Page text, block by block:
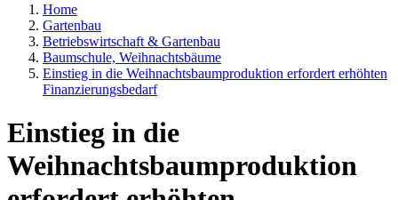
Home
Gartenbau
Betriebswirtschaft & Gartenbau
Baumschule, Weihnachtsbäume
Einstieg in die Weihnachtsbaumproduktion erfordert erhöhten
Finanzierungsbedarf
Einstieg in die
Weihnachtsbaumproduktion